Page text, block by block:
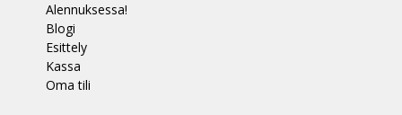
Alennuksessa!
Blogi
Esittely
Kassa
Oma tili